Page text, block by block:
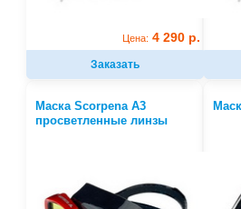
Цена: 4 290 р.
Заказать
Маска Scorpena A3
просветленные линзы